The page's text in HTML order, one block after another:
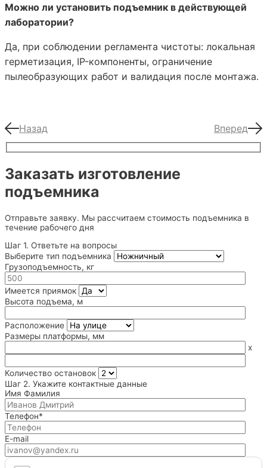
Можно ли установить подъемник в действующей
лаборатории?
Да, при соблюдении регламента чистоты: локальная
герметизация, IP-компоненты, ограничение
пылеобразующих работ и валидация после монтажа.
Назад Вперед
Заказать изготовление
подъемника
Отправьте заявку. Мы рассчитаем стоимость подъемника в
течение рабочего дня
Шаг 1. Ответьте на вопросы
Выберите тип подъемника
Грузоподъемность, кг
Имеется приямок
Высота подъема, м
Расположение
Размеры платформы, мм
x
Количество остановок
Шаг 2. Укажите контактные данные
Имя Фамилия
Телефон*
E-mail